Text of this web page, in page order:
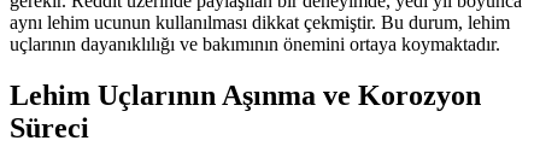
aynı lehim ucunun kullanılması dikkat çekmiştir. Bu durum, lehim
uçlarının dayanıklılığı ve bakımının önemini ortaya koymaktadır.
Lehim Uçlarının Aşınma ve Korozyon
Süreci